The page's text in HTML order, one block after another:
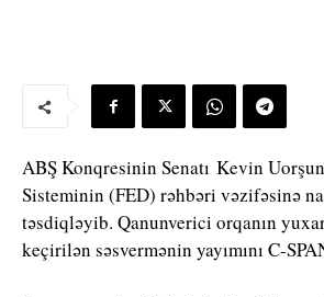
ABŞ Konqresinin Senatı Kevin
Sisteminin (FED) rəhbəri vəzifəsinə
təsdiqləyib. Qanunverici orqanın
keçirilən səsvermənin yayımını C-